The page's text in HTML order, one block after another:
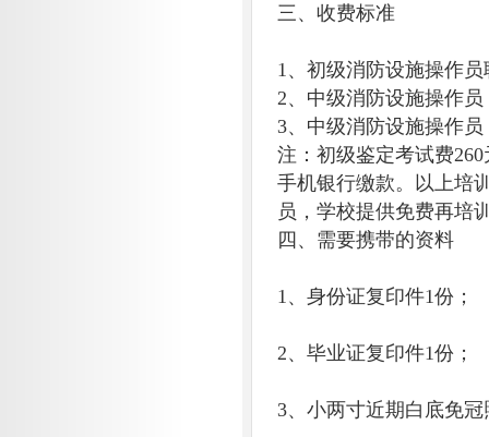
三、收费标准
1、初级消防设施操作
2、中级消防设施操作
3、中级消防设施操作
注：初级鉴定考试费
手机银行缴款。以上培
员，学校提供免费再培
四、需要携带的资料
1、身份证复印件1份；
2、毕业证复印件1份；
3、小两寸近期白底免